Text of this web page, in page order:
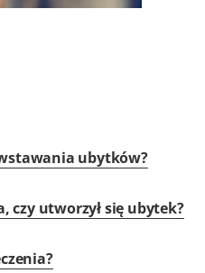
ubytków?
czy utworzył się ubytek?